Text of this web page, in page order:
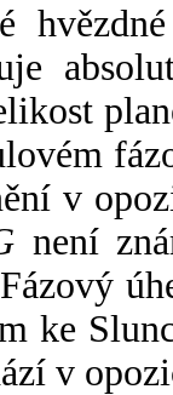
v
není
ke
v